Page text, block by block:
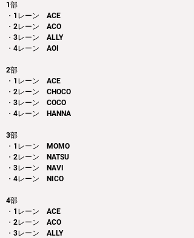
1部
・1レーン　ACE
・2レーン　ACO
・3レーン　ALLY
・4レーン　AOI
2部
・1レーン　ACE
・2レーン　CHOCO
・3レーン　COCO
・4レーン　HANNA
3部
・1レーン　MOMO
・2レーン　NATSU
・3レーン　NAVI
・4レーン　NICO
4部
・1レーン　ACE
・2レーン　ACO
・3レーン　ALLY